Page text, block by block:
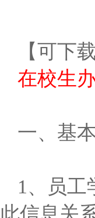
【可下
在校生
一、基
1、员工
此信息关